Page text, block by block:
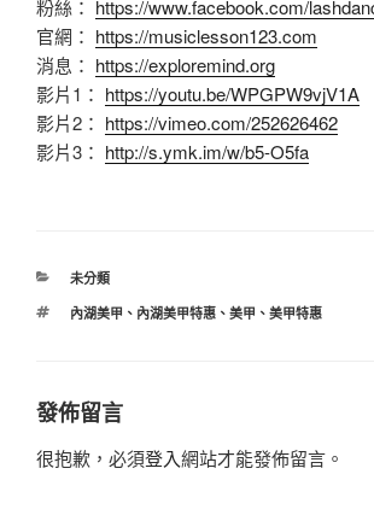
粉絲： https://www.facebook.com/
官網： https://musiclesson123.com
消息： https://exploremind.org
影片1： https://youtu.be/WPGPW9vjV1A
影片2： https://vimeo.com/252626462
影片3： http://s.ymk.im/w/b5-O5fa
分
未分類
標
內湖美甲 、 內湖美甲特惠、 美甲 、 美甲特惠
發佈留言
很抱歉，必須登入網站才能發佈留言。